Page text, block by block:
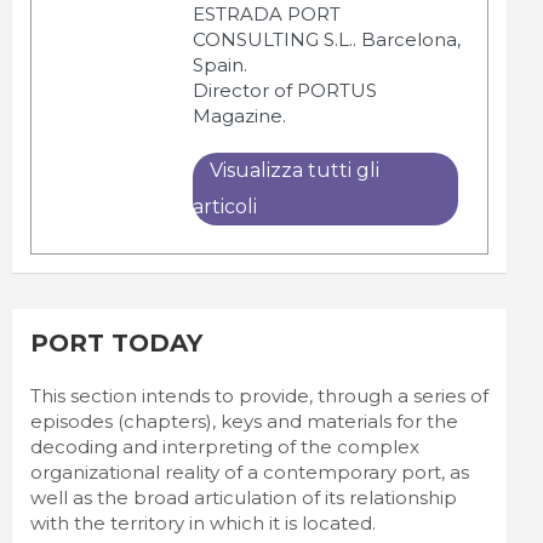
ESTRADA PORT
CONSULTING S.L.. Barcelona,
Spain.
Director of PORTUS
Magazine.
Visualizza tutti gli
articoli
PORT TODAY
This section intends to provide, through a series of
episodes (chapters), keys and materials for the
decoding and interpreting of the complex
organizational reality of a contemporary port, as
well as the broad articulation of its relationship
with the territory in which it is located.